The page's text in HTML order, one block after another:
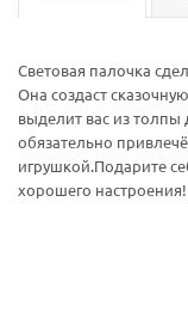
Световая палочка
Она создаст
выделит вас из толпы
обязательно
игрушкой.Подарите
хорошего настроения!